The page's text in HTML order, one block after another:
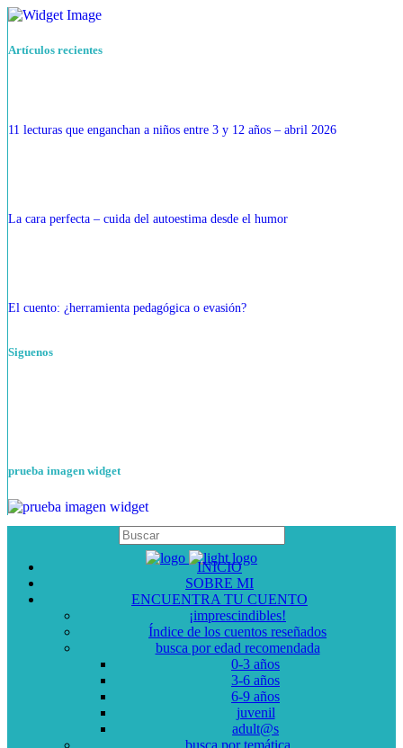
Artículos recientes
11 lecturas que enganchan a niños entre 3 y 12 años – abril 2026
La cara perfecta – cuida del autoestima desde el humor
El cuento: ¿herramienta pedagógica o evasión?
Siguenos
prueba imagen widget
INICIO
SOBRE MI
ENCUENTRA TU CUENTO
¡imprescindibles!
Índice de los cuentos reseñados
busca por edad recomendada
0-3 años
3-6 años
6-9 años
juvenil
adult@s
busca por temática